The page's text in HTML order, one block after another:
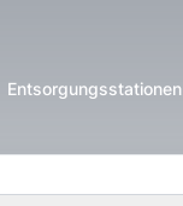
Entsorgungsstationen